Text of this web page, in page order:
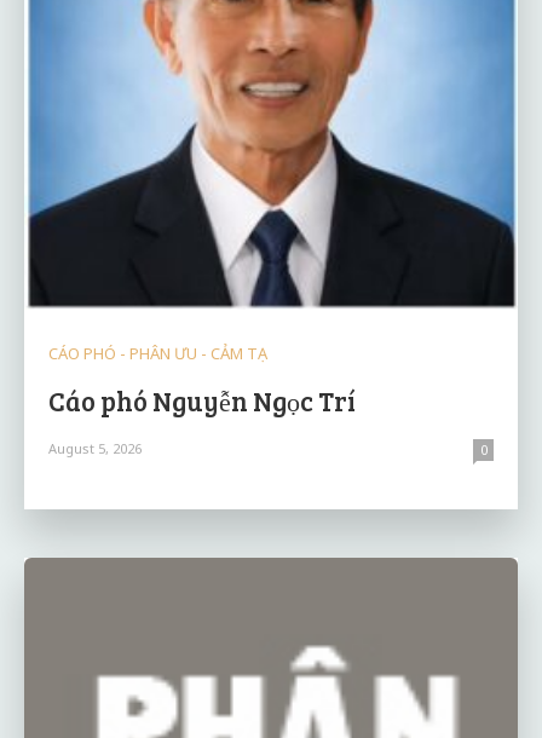
CÁO PHÓ - PHÂN ƯU - CẢM TẠ
Cáo phó Nguyễn Ngọc Trí
August 5, 2026 0